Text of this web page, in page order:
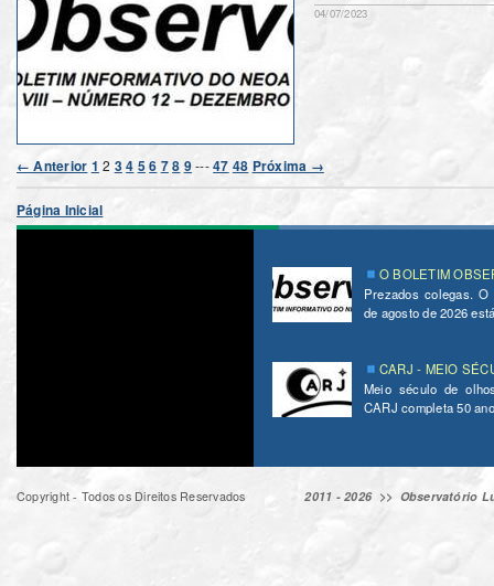
04/07/2023
← Anterior 1 2 34 56 78 9---47 48 Próxima →
Página Inicial
O BOLETIM
Prezados colegas.
de agosto de 2026
CARJ - MEIO
Meio século de
CARJ completa 50
Copyright - Todos os Direitos Reservados 2011 - 2026 >> Observatório